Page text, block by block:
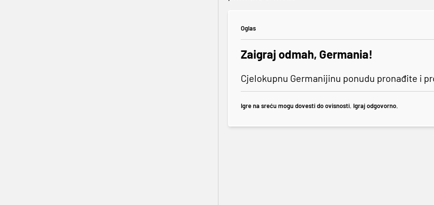
Oglas
Zaigraj odmah, Germania!
Cjelokupnu Germanijinu ponudu pronađite i
Igre na sreću mogu dovesti do ovisnosti. Igraj odgovorno.